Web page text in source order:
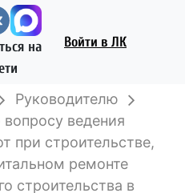
на
Войти в ЛК
Руководителю
ведения
при строительстве,
ремонте
строительства в